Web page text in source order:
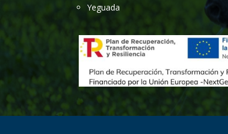
Yeguada